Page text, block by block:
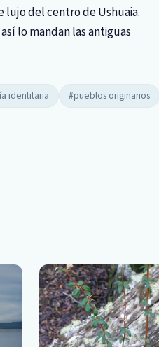
lujo del centro de Ushuaia.
lo mandan las antiguas
identitaria
#pueblos originarios